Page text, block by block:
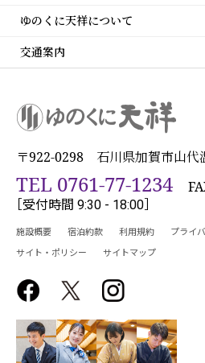
ゆのくに天祥について
交通案内
〒922-0298 石川県加賀市山代
TEL 0761-77-1234
［受付時間 9:30 - 18:00］
施設概要 宿泊約款 利用規約
プライ
サイト・ポリシー
サイトマップ